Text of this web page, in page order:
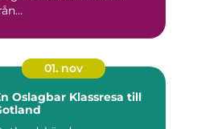
01. nov
Oslagbar Klassresa till